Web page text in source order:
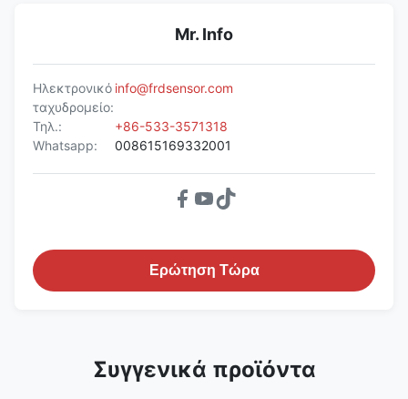
Mr. Info
Ηλεκτρονικό
ταχυδρομείο:
info@frdsensor.com
Τηλ.:
+86-533-3571318
Whatsapp:
008615169332001
Ερώτηση Τώρα
Συγγενικά προϊόντα